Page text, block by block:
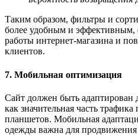
Таким образом, фильтры и
более удобным и эффективным,
работы интернет-магазина и
клиентов.
7. Мобильная оптимизация
Сайт должен быть адаптирован
как значительная часть
планшетов. Мобильная
одежды важна для